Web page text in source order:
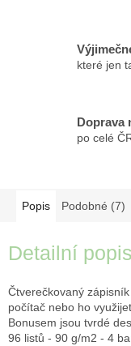
které jen
Doprava
po celé
Popis Podobné (7)
Detailní
Čtverečkovaný
počítač nebo ho
Bonusem jsou tvrdé
96 listů - 90 g/m2 - 4